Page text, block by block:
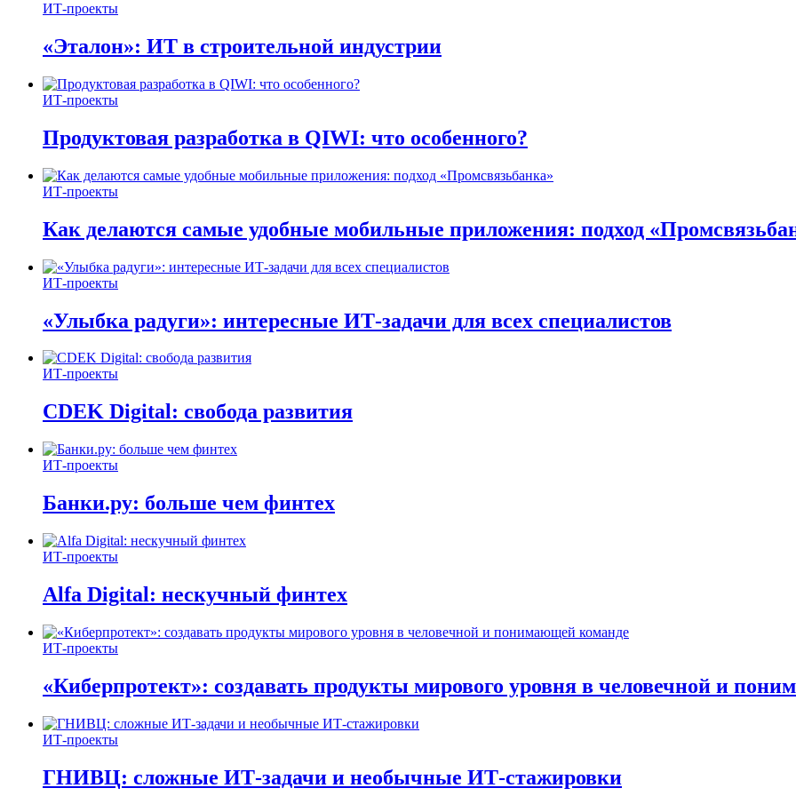
ИТ-проекты
«Эталон»: ИТ в строительной индустрии
ИТ-проекты
Продуктовая разработка в QIWI: что особенного?
ИТ-проекты
Как делаются самые удобные мобильные приложения: подход
ИТ-проекты
«Улыбка радуги»: интересные ИТ-задачи для всех специалистов
ИТ-проекты
CDEK Digital: свобода развития
ИТ-проекты
Банки.ру: больше чем финтех
ИТ-проекты
Alfa Digital: нескучный финтех
ИТ-проекты
«Киберпротект»: создавать продукты мирового уровня в человечной и
ИТ-проекты
ГНИВЦ: сложные ИТ‑задачи и необычные ИТ‑стажировки